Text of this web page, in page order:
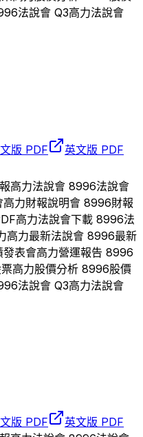
法說會 Q3高力法說會
版 PDF
英文版 PDF
高力法說會 8996法說會
高力財報說明會 8996財報
高力法說會下載 8996法
高力最新法說會 8996最新
發表會高力營運報告 8996
高力股價分析 8996股價
法說會 Q3高力法說會
版 PDF
英文版 PDF